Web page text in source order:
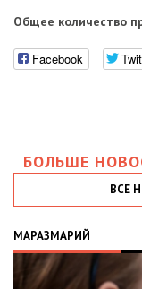
Общее количество
Facebook
БОЛЬШЕ
ВСЕ
МАРАЗМАРИЙ